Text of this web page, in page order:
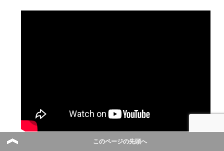
このページの先頭へ